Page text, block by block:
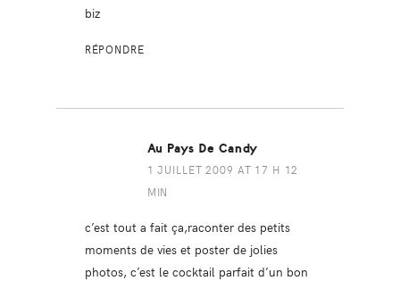
biz
RÉPONDRE
Au Pays De Candy
1 JUILLET 2009 AT 17 H 12
MIN
c’est tout a fait ça,raconter des petits
moments de vies et poster de jolies
photos, c’est le cocktail parfait d’un bon